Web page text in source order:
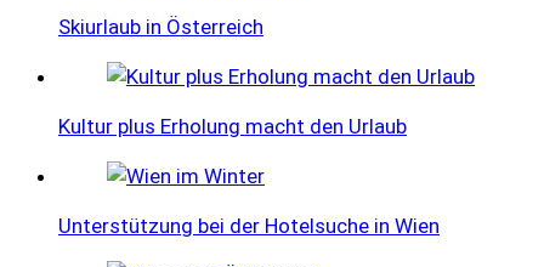
Skiurlaub in Österreich
Kultur plus Erholung macht den Urlaub
Unterstützung bei der Hotelsuche in Wien